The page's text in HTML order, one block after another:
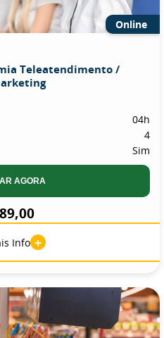
Online
Teleatendimento /
04h
4
Sim
AGORA
Info +